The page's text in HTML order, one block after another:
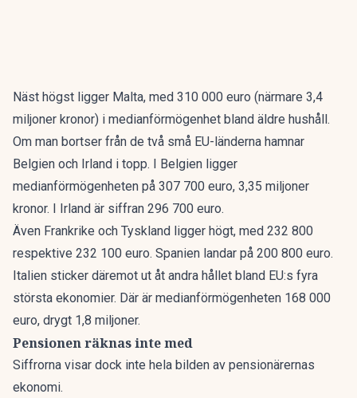
Näst högst ligger Malta, med 310 000 euro (närmare 3,4
miljoner kronor) i medianförmögenhet bland äldre hushåll.
Om man bortser från de två små EU-länderna hamnar
Belgien och Irland i topp. I Belgien ligger
medianförmögenheten på 307 700 euro, 3,35 miljoner
kronor. I Irland är siffran 296 700 euro.
Även Frankrike och Tyskland ligger högt, med 232 800
respektive 232 100 euro. Spanien landar på 200 800 euro.
Italien sticker däremot ut åt andra hållet bland EU:s fyra
största ekonomier. Där är medianförmögenheten 168 000
euro, drygt 1,8 miljoner.
Pensionen räknas inte med
Siffrorna visar dock inte hela bilden av pensionärernas
ekonomi.